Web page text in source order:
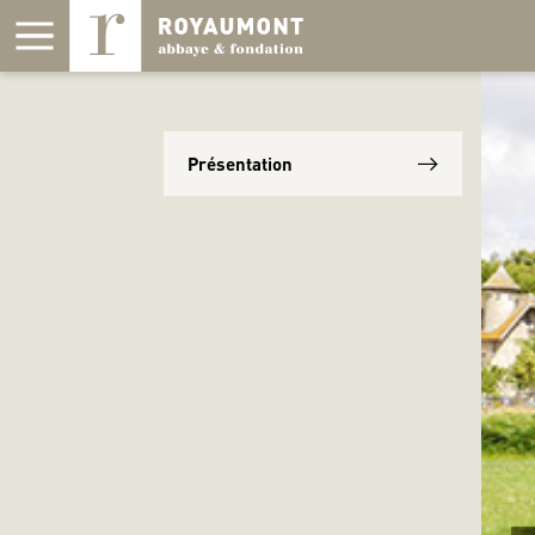
Présentation
Panneau de gestion des cookies